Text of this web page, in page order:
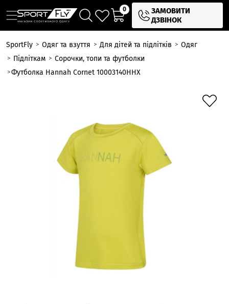
0
ЗАМОВИТИ
ДЗВІНОК
SportFly Одяг та взуття Для дітей та підлітків
Одяг
Підліткам
Сорочки, топи та футболки
Футболка Hannah Cornet 10003140HHX